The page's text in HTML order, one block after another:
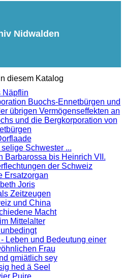
Nidwalden
diesem Katalog
Näpflin
Buochs-Ennetbürgen und
übrigen Vermögenseffekten an
und die Bergkorporation von
Schwester ...
Barbarossa bis Heinrich VII.
der Schweiz
Ersatzorgan
Joris
Zeitzeugen
und China
Macht
Mittelalter
Leben und Bedeutung einer
Frau
gmiätlich sey
hed ä Seel
Puire